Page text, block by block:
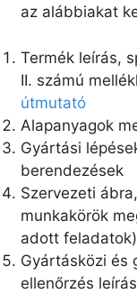
az alábbiakat
Termék leírás,
II. számú
útmutató
Alapanyagok
Gyártási
berendezések
Szervezeti
munkakörök
adott feladatok)
Gyártásközi és
ellenőrzés